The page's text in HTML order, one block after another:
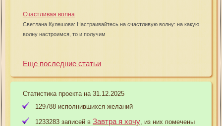
Счастливая волна
Светлана Кулешова: Настраивайтесь на счастливую волну: на какую
волну настроимся, то и получим
Еще последние статьи
Статистика проекта на 31.12.2025
129788 исполнившихся желаний
1233283 записей в Завтра я хочу , из них помечены